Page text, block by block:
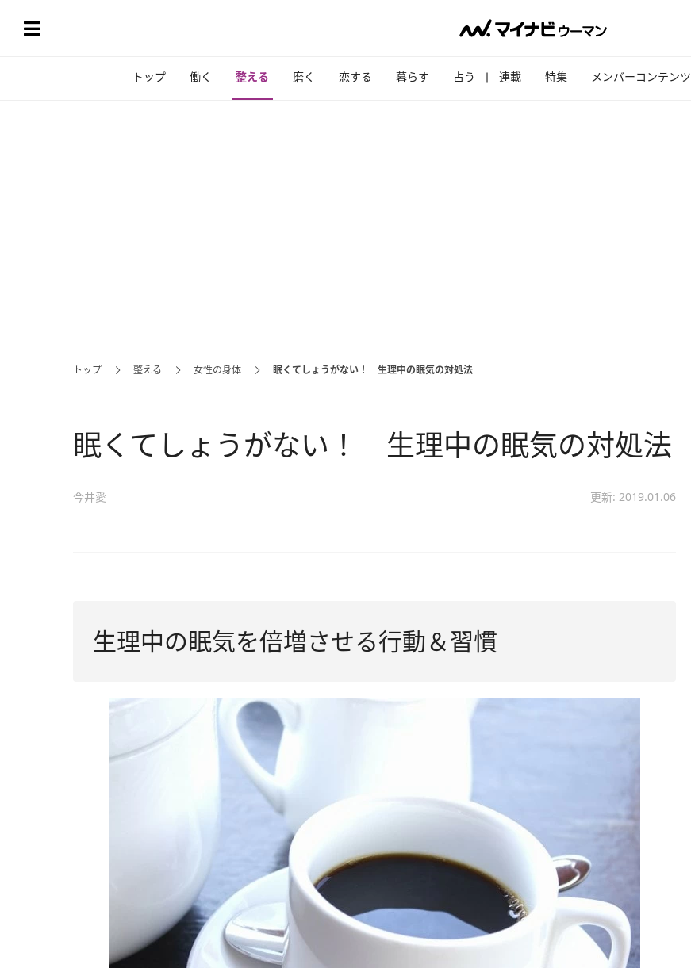
トップ 働く 整える 磨く 恋する 暮らす 占う 連載 特集 メンバーコンテンツ
トップ 整える 女性の身体 眠くてしょうがない！ 生理中の眠気の対処法
眠くてしょうがない！ 生理中の眠気の対処法
今井愛 更新: 2019.01.06
生理中の眠気を倍増させる行動＆習慣